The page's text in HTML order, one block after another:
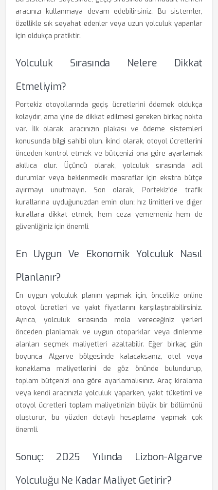
aracınızı kullanmaya devam edebilirsiniz. Bu sistemler,
özellikle sık seyahat edenler veya uzun yolculuk yapanlar
için oldukça pratiktir.
Yolculuk Sırasında Nelere Dikkat
Etmeliyim?
Portekiz otoyollarında geçiş ücretlerini ödemek oldukça
kolaydır, ama yine de dikkat edilmesi gereken birkaç nokta
var. İlk olarak, aracınızın plakası ve ödeme sistemleri
konusunda bilgi sahibi olun. İkinci olarak, otoyol ücretlerini
önceden kontrol etmek ve bütçenizi ona göre ayarlamak
akıllıca olur. Üçüncü olarak, yolculuk sırasında acil
durumlar veya beklenmedik masraflar için ekstra bütçe
ayırmayı unutmayın. Son olarak, Portekiz’de trafik
kurallarına uyduğunuzdan emin olun; hız limitleri ve diğer
kurallara dikkat etmek, hem ceza yememeniz hem de
güvenliğiniz için önemli.
En Uygun Ve Ekonomik Yolculuk Nasıl
Planlanır?
En uygun yolculuk planını yapmak için, öncelikle online
otoyol ücretleri ve yakıt fiyatlarını karşılaştırabilirsiniz.
Ayrıca, yolculuk sırasında mola vereceğiniz yerleri
önceden planlamak ve uygun otoparklar veya dinlenme
alanları seçmek maliyetleri azaltabilir. Eğer birkaç gün
boyunca Algarve bölgesinde kalacaksanız, otel veya
konaklama maliyetlerini de göz önünde bulundurup,
toplam bütçenizi ona göre ayarlamalısınız. Araç kiralama
veya kendi aracınızla yolculuk yaparken, yakıt tüketimi ve
otoyol ücretleri toplam maliyetinizin büyük bir bölümünü
oluşturur, bu yüzden detaylı hesaplama yapmak çok
önemli.
Sonuç: 2025 Yılında Lizbon-Algarve
Yolculuğu Ne Kadar Maliyet Getirir?